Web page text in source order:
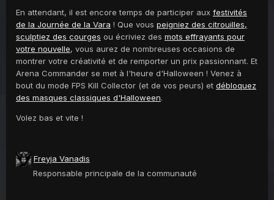
En attendant, il est encore temps de participer aux festivités
de la Journée de la Vara ! Que vous peigniez des citrouilles,
sculptiez des courges ou écriviez des mots effrayants pour
votre nouvelle, vous aurez de nombreuses occasions de
montrer votre créativité et de remporter un prix passionnant. Et
Arena Commander se met à l'heure d'Halloween ! Venez à
bout du mode FPS Kill Collector (et de vos peurs) et débloquez
des masques classiques d'Halloween.
Volez bas et vite !
Freyja Vanadis
Responsable principale de la communauté